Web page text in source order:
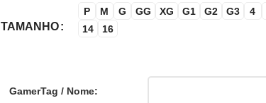
TAMANHO
P M G GG XG G1 G2 G3
4
14
16
GamerTag / Nome: